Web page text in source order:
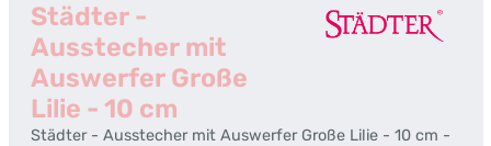
Städter -
Ausstecher mit
Auswerfer Große
Lilie - 10 cm
Städter - Ausstecher mit Auswerfer Große Lilie - 10 cm -